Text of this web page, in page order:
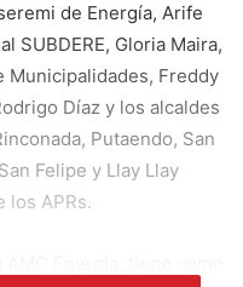
de Energía, Arife
SUBDERE, Gloria Maira,
Municipalidades, Freddy
Díaz y los alcaldes
Putaendo, San
Felipe y Llay Llay
los APRs.